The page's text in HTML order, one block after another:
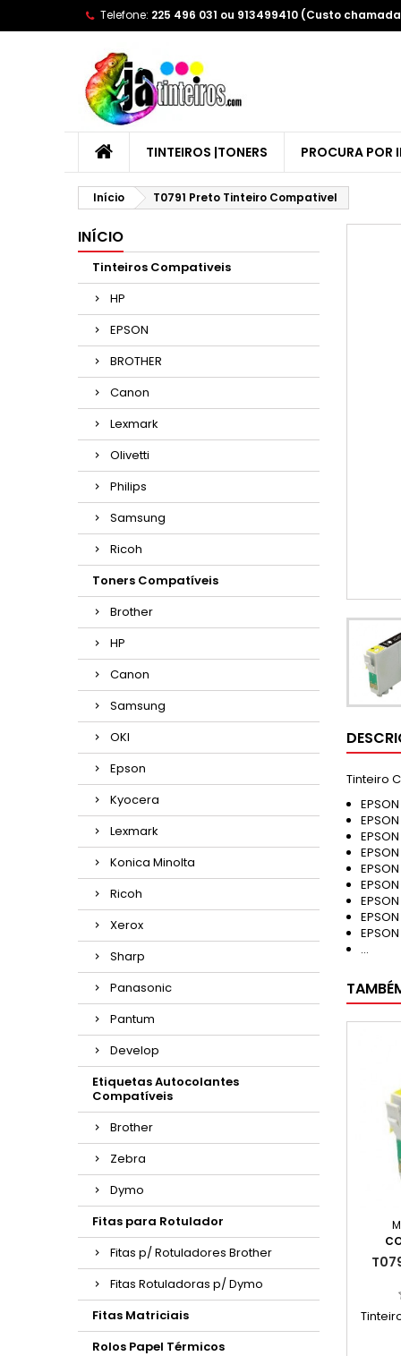
Telefone: 225 496 031 ou 913499410 (Custo
TINTEIROS |TONERS PROCURA POR
Início T0791 Preto Tinteiro Compativel
INÍCIO
Tinteiros Compativeis
HP
EPSON
BROTHER
Canon
Lexmark
Olivetti
Philips
Samsung
Ricoh
Toners Compatíveis
Brother
HP
Canon
Samsung
OKI
Epson
Kyocera
Lexmark
Konica Minolta
Ricoh
Xerox
Sharp
Panasonic
Pantum
Develop
Etiquetas Autocolantes
Compatíveis
Brother
Zebra
Dymo
Fitas para Rotulador
Fitas p/ Rotuladores Brother
Fitas Rotuladoras p/ Dymo
Fitas Matriciais
Rolos Papel Térmicos
Tinteiro
...